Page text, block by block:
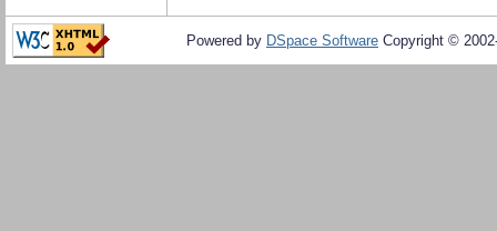
Powered by DSpace Software Copyright ©